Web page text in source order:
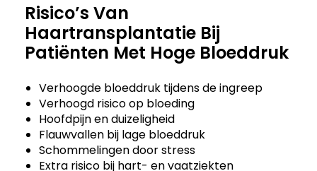
Risico’s Van
Haartransplantatie Bij
Patiënten Met Hoge Bloeddruk
Verhoogde bloeddruk tijdens de ingreep
Verhoogd risico op bloeding
Hoofdpijn en duizeligheid
Flauwvallen bij lage bloeddruk
Schommelingen door stress
Extra risico bij hart- en vaatziekten